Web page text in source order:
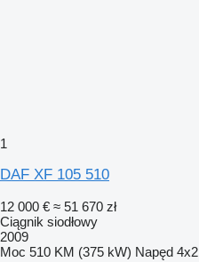
1
DAF XF 105 510
12 000 € ≈ 51 670 zł
Ciągnik siodłowy
2009
Moc 510 KM (375 kW) Napęd 4x2